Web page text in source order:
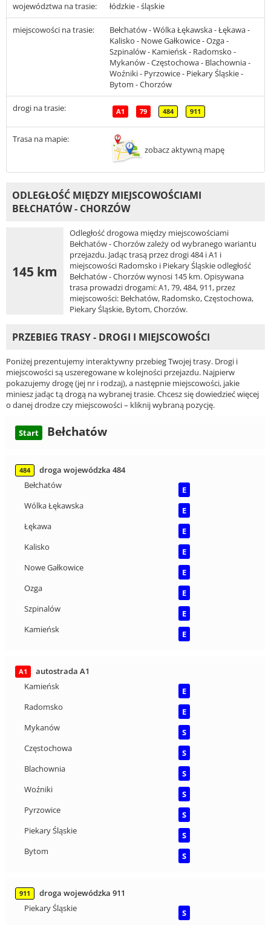
województwa na trasie: łódzkie - śląskie
miejscowości na trasie:
Bełchatów - Wólka Łękawska - Łękawa -
Kalisko - Nowe Gałkowice - Ozga -
Szpinalów - Kamieńsk - Radomsko -
Mykanów - Częstochowa - Blachownia -
Woźniki - Pyrzowice - Piekary Śląskie -
Bytom - Chorzów
drogi na trasie: A1 79 484 911
Trasa na mapie:
zobacz aktywną mapę
ODLEGŁOŚĆ MIĘDZY MIEJSCOWOŚCIAMI
BEŁCHATÓW - CHORZÓW
145 km
Odległość drogowa między miejscowościami
Bełchatów - Chorzów zależy od wybranego wariantu
przejazdu. Jadąc trasą przez drogi 484 i A1 i
miejscowości Radomsko i Piekary Śląskie odległość
Bełchatów - Chorzów wynosi 145 km. Opisywana
trasa prowadzi drogami: A1, 79, 484, 911, przez
miejscowości: Bełchatów, Radomsko, Częstochowa,
Piekary Śląskie, Bytom, Chorzów.
PRZEBIEG TRASY - DROGI I MIEJSCOWOŚCI
Poniżej prezentujemy interaktywny przebieg Twojej trasy. Drogi i
miejscowości są uszeregowane w kolejności przejazdu. Najpierw
pokazujemy drogę (jej nr i rodzaj), a następnie miejscowości, jakie
miniesz jadąc tą drogą na wybranej trasie. Chcesz się dowiedzieć więcej
o danej drodze czy miejscowości – kliknij wybraną pozycję.
Start Bełchatów
484
droga wojewódzka 484
Bełchatów
E
Wólka Łękawska
E
Łękawa
E
Kalisko
E
Nowe Gałkowice
E
Ozga
E
Szpinalów
E
Kamieńsk
E
A1
autostrada A1
Kamieńsk
E
Radomsko
E
Mykanów
S
Częstochowa
S
Blachownia
S
Woźniki
S
Pyrzowice
S
Piekary Śląskie
S
Bytom
S
911
droga wojewódzka 911
Piekary Śląskie
S